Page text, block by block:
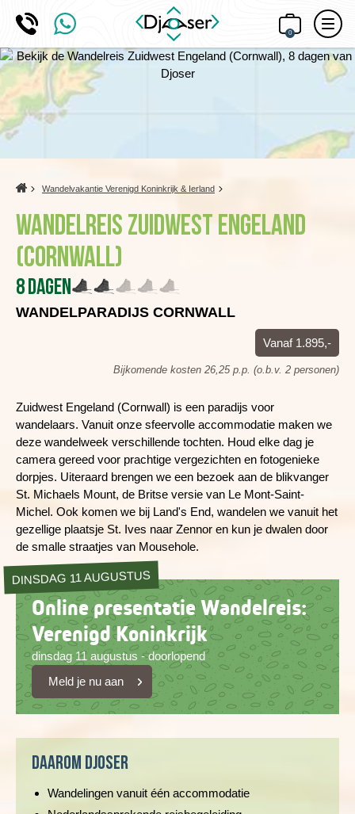
0
Home Wandelvakantie Verenigd Koninkrijk & Ierland
Wandelreis Zuidwest Engeland
(Cornwall)
8 dagen
WANDELPARADIJS CORNWALL
Vanaf 1.895,-
Bijkomende kosten 26,25 p.p. (o.b.v. 2 personen)
Zuidwest Engeland (Cornwall) is een paradijs voor
wandelaars. Vanuit onze sfeervolle accommodatie maken we
deze wandelweek verschillende tochten. Houd elke dag je
camera gereed voor prachtige vergezichten en fotogenieke
dorpjes. Uiteraard brengen we een bezoek aan de blikvanger
St. Michaels Mount, de Britse versie van Le Mont-Saint-
Michel. Ook komen we bij Land's End, wandelen we vanuit het
gezellige plaatsje St. Ives naar Zennor en kun je dwalen door
de smalle straatjes van Mousehole.
DINSDAG 11 AUGUSTUS
Online presentatie Wandelreis:
Verenigd Koninkrijk
dinsdag 11 augustus - doorlopend
Meld je nu aan
Daarom Djoser
Wandelingen vanuit één accommodatie